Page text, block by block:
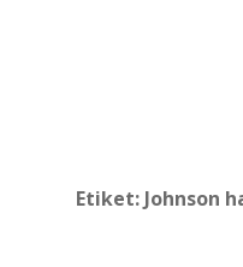
Etiket: Johnson